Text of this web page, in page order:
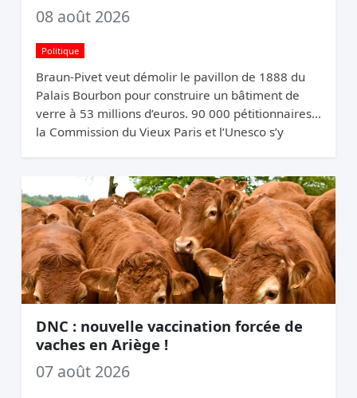
08 août 2026
Politique
Braun-Pivet veut démolir le pavillon de 1888 du
Palais Bourbon pour construire un bâtiment de
verre à 53 millions d’euros. 90 000 pétitionnaires,
la Commission du Vieux Paris et l’Unesco s’y
DNC : nouvelle vaccination forcée de
vaches en Ariège !
07 août 2026